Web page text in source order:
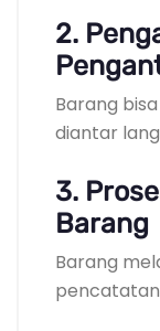
2.
Barang
diantar
3.
Barang
Barang